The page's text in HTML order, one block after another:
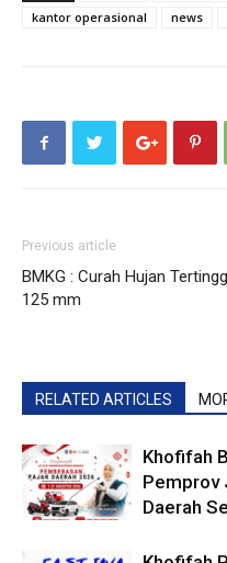
kantor operasional
news
Previous article
BMKG : Curah Hujan
125 mm
RELATED ARTICLES
Khofifah
Pemprov
Daerah